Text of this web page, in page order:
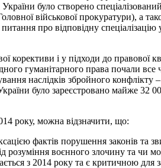
було створено
військової прокуратури), а
про відповідну
і у підходи до правової
гуманітарного права почали все
наслідків збройного конфлікту
було зареєстровано майже 32
року, можна відзначити, що:
фактів порушення законів та
розуміння воєнного злочину та чи
з 2014 року та є критичною для